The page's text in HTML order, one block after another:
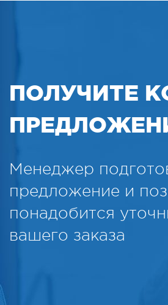
ПОЛУЧИТЕ
Менеджер
предложение и
понадобится
вашего заказа